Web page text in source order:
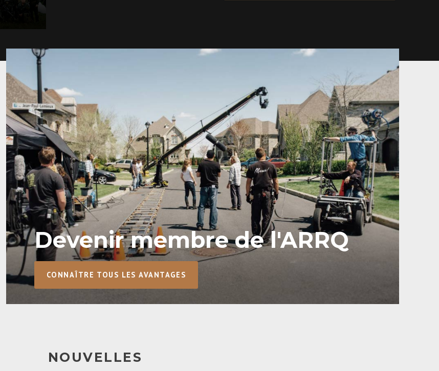
Devenir membre de l'ARRQ
CONNAÎTRE TOUS LES AVANTAGES
NOUVELLES